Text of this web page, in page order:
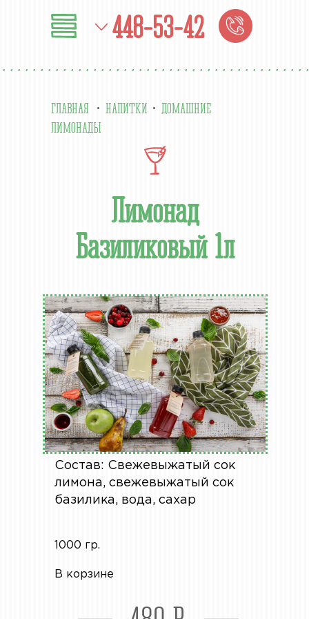
448-53-42
ГЛАВНАЯ НАПИТКИ
ДОМАШНИЕ
ЛИМОНАДЫ
Лимонад
Базиликовый 1л
Состав: Свежевыжатый сок
лимона, свежевыжатый сок
базилика, вода, сахар
1000 гр.
В корзине